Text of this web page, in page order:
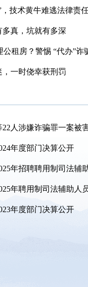
，技术黄牛难逃法律责
多真，坑就有多深
公租房？警惕 “代办”诈
，一时侥幸获刑罚
人涉嫌诈骗罪一案被
年度部门决算公开
年招聘聘用制司法辅
年聘用制司法辅助人
年度部门决算公开